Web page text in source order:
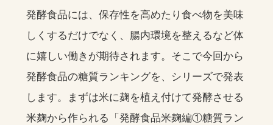
発酵食品には、保存性を高めたり食べ物を美味
しくするだけでなく、腸内環境を整えるなど体
に嬉しい働きが期待されます。そこで今回から
発酵食品の糖質ランキングを、シリーズで発表
します。まずは米に麹を植え付けて発酵させる
米麹から作られる「発酵食品米麹編①糖質ラン